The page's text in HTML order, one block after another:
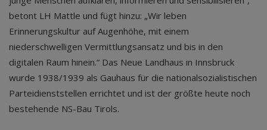
betont LH Mattle und fügt hinzu: „Wir leben
Erinnerungskultur auf Augenhöhe, mit einem
niederschwelligen Vermittlungsansatz und bis in den
digitalen Raum hinein.“ Das Neue Landhaus in Innsbruck
wurde 1938/1939 als Gauhaus für die nationalsozialistischen
Parteidienststellen errichtet und ist der größte heute noch
bestehende NS-Bau Tirols.